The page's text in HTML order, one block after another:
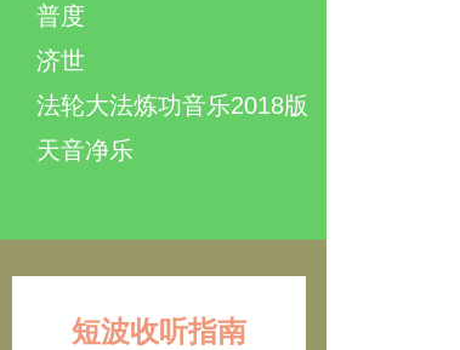
普度
济世
法轮大法炼功音乐2018版
天音净乐
短波收听指南